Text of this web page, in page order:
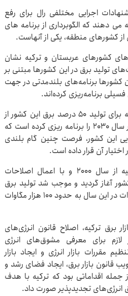
اجرایی مختلفی رال برای رفع
می دهند که الگوبرداری از برنامه های
کشورهای منطقه، یکی از آنهاست.
کشورهای عربستان و ترکیه نشان
تولید برق در این کشورها مبتنی بر
کشورها برنامه‌های بلندمدتی در جهت
برنامه‌ریزی کرده‌اند.
عربستان یک برنامه بلندپروازانه برای تولید ۵۰ درصد برق این کشور از
طریق انرژی های تجدیدپذیر در سال ۲۰۳۰ را برنامه ریزی کرده است که
این کشور، فرصت چنین گام بلندی
آن قرار داده است.
همچنین رشد تولید برق ترکیه از سال ۲۰۰۰ و با اعمال اصلاحات
آغاز گردید و موجب شد تولید برق
این کشور از حدود ۲۷ هزار مگاوات در این سال به حدود ۱۰۰ هزار مگاوات
برق ترکیه، اصلاح قانون انرژی‌های
لازم برای معرفی مشوق‌های انرژی
مقررات بازار انرژی و ایجاد بازار
قانون بازار برق، ایجاد فضای رشد و
جمله اقداماتی بود که ترکیه با هدف
تجدیدپذیر صورت داد.